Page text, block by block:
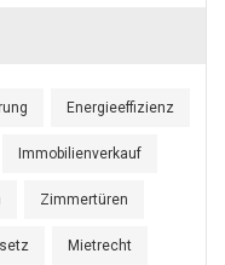
Energieeffizienz
Immobilienverkauf
Zimmertüren
Mietrecht